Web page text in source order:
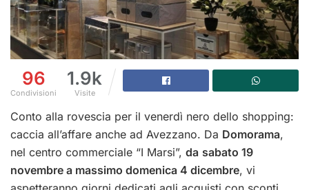
96
Condivisioni
1.9k
Visite
Conto alla rovescia per il venerdì nero dello shopping:
caccia all’affare anche ad Avezzano. Da Domorama,
nel centro commerciale “I Marsi”, da sabato 19
novembre a massimo domenica 4 dicembre, vi